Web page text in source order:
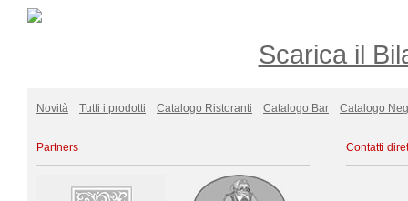
Scarica il
Novità Tutti i prodotti Catalogo Ristoranti Catalogo Bar Catalogo
Partners Contatti